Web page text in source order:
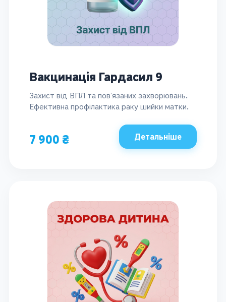
Вакцинація Гардасил 9
Захист від ВПЛ та пов’язаних захворювань.
Ефективна профілактика раку шийки матки.
7 900 ₴ Детальніше